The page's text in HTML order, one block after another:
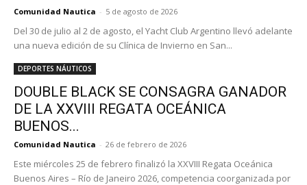
Comunidad Nautica - 5 de agosto de 2026
Del 30 de julio al 2 de agosto, el Yacht Club Argentino llevó adelante
una nueva edición de su Clínica de Invierno en San...
DEPORTES NÁUTICOS
DOUBLE BLACK SE CONSAGRA GANADOR
DE LA XXVIII REGATA OCEÁNICA
BUENOS...
Comunidad Nautica - 26 de febrero de 2026
Este miércoles 25 de febrero finalizó la XXVIII Regata Oceánica
Buenos Aires – Río de Janeiro 2026, competencia coorganizada por